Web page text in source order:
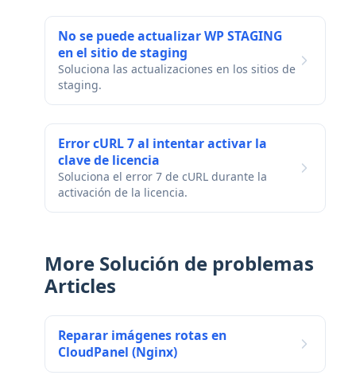
No se puede actualizar WP STAGING
en el sitio de staging
Soluciona las actualizaciones en los sitios de
staging.
Error cURL 7 al intentar activar la
clave de licencia
Soluciona el error 7 de cURL durante la
activación de la licencia.
More Solución de problemas
Articles
Reparar imágenes rotas en
CloudPanel (Nginx)